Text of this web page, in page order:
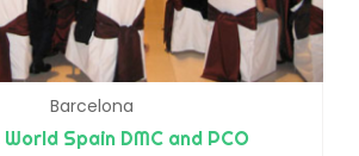
Barcelona
Spain DMC and PCO